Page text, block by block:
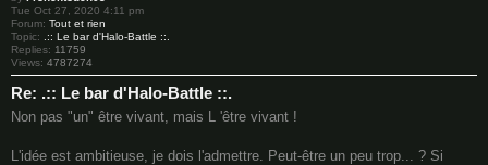
Tue Oct 27, 2020 4:11 pm
Forum: Tout et rien
Topic:
.:: Le bar d'Halo-Battle ::.
Replies: 11759
Views: 4787274
Re: .:: Le bar d'Halo-Battle ::.
Non pas "un" être vivant, mais L 'être vivant !
L'idée est ambitieuse, je dois l'admettre. Peut-être un peu trop... ? Si